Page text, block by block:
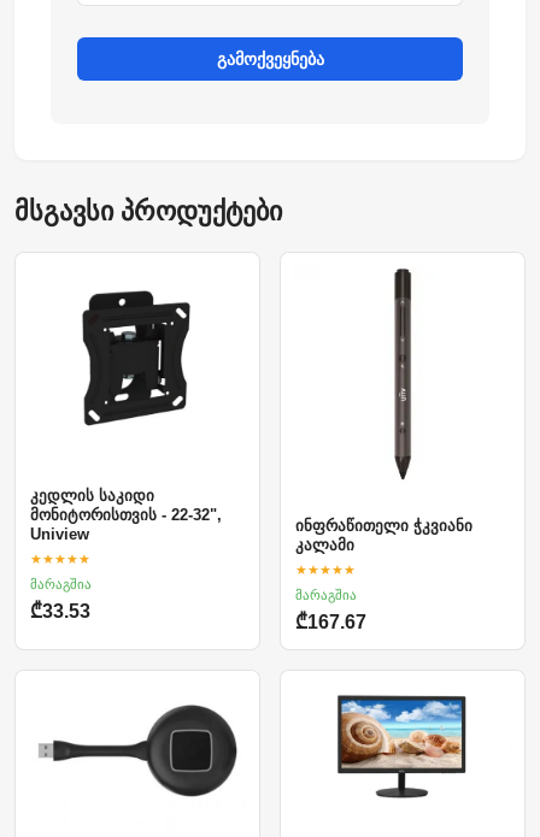
გამოქვეყნება
მსგავსი პროდუქტები
კედლის საკიდი
მონიტორისთვის - 22-32",
Uniview
★★★★★
მარაგშია
₾33.53
ინფრაწითელი ჭკვიანი
კალამი
★★★★★
მარაგშია
₾167.67